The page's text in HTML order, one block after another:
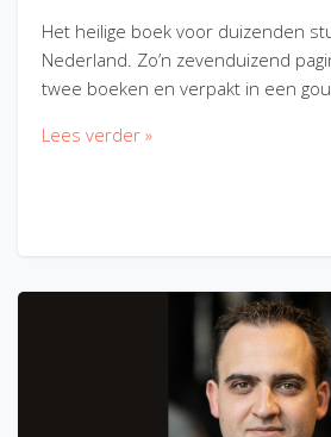
Het heilige boek voor duizenden
Nederland. Zo’n zevenduizend
twee boeken en verpakt in een
Lees verder »